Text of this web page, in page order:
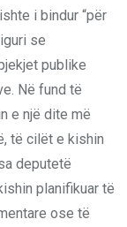
i bindur “për
se
publike
Në fund të
e një dite më
të cilët e kishin
deputetë
planifikuar të
ose të